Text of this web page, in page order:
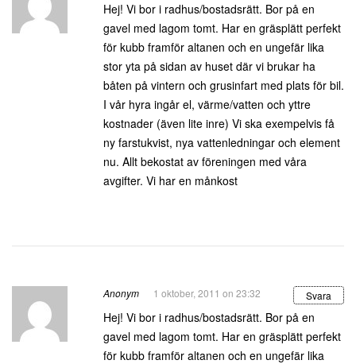
Hej! Vi bor i radhus/bostadsrätt. Bor på en
gavel med lagom tomt. Har en gräsplätt perfekt
för kubb framför altanen och en ungefär lika
stor yta på sidan av huset där vi brukar ha
båten på vintern och grusinfart med plats för bil.
I vår hyra ingår el, värme/vatten och yttre
kostnader (även lite inre) Vi ska exempelvis få
ny farstukvist, nya vattenledningar och element
nu. Allt bekostat av föreningen med våra
avgifter. Vi har en månkost
Anonym 1 oktober, 2011 on 23:32 Svara
Hej! Vi bor i radhus/bostadsrätt. Bor på en
gavel med lagom tomt. Har en gräsplätt perfekt
för kubb framför altanen och en ungefär lika